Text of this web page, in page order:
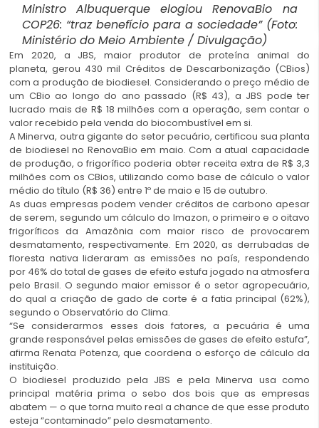
Ministro Albuquerque elogiou RenovaBio na
COP26: “traz benefício para a sociedade” (Foto:
Ministério do Meio Ambiente / Divulgação)
Em 2020, a JBS, maior produtor de proteína animal do
planeta, gerou 430 mil Créditos de Descarbonização (CBios)
com a produção de biodiesel. Considerando o preço médio de
um CBio ao longo do ano passado (R$ 43), a JBS pode ter
lucrado mais de R$ 18 milhões com a operação, sem contar o
valor recebido pela venda do biocombustível em si.
A Minerva, outra gigante do setor pecuário, certificou sua planta
de biodiesel no RenovaBio em maio. Com a atual capacidade
de produção, o frigorífico poderia obter receita extra de R$ 3,3
milhões com os CBios, utilizando como base de cálculo o valor
médio do título (R$ 36) entre 1º de maio e 15 de outubro.
As duas empresas podem vender créditos de carbono apesar
de serem, segundo um cálculo do Imazon, o primeiro e o oitavo
frigoríficos da Amazônia com maior risco de provocarem
desmatamento, respectivamente. Em 2020, as derrubadas de
floresta nativa lideraram as emissões no país, respondendo
por 46% do total de gases de efeito estufa jogado na atmosfera
pelo Brasil. O segundo maior emissor é o setor agropecuário,
do qual a criação de gado de corte é a fatia principal (62%),
segundo o Observatório do Clima.
“Se considerarmos esses dois fatores, a pecuária é uma
grande responsável pelas emissões de gases de efeito estufa”,
afirma Renata Potenza, que coordena o esforço de cálculo da
instituição.
O biodiesel produzido pela JBS e pela Minerva usa como
principal matéria prima o sebo dos bois que as empresas
abatem — o que torna muito real a chance de que esse produto
esteja “contaminado” pelo desmatamento.